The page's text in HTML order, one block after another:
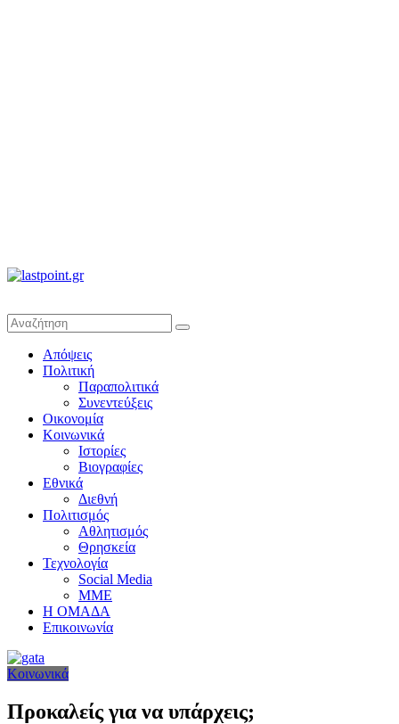
άποψη
μέχρι
Απόψεις
Πολιτική
Παραπολιτικά
Συνεντεύξεις
Οικονομία
Κοινωνικά
Ιστορίες
Βιογραφίες
Εθνικά
Διεθνή
Πολιτισμός
Αθλητισμός
Θρησκεία
Τεχνολογία
Social Media
ΜΜΕ
Η ΟΜΑΔΑ
Επικοινωνία
Κοινωνικά
Προκαλείς για να υπάρχεις;